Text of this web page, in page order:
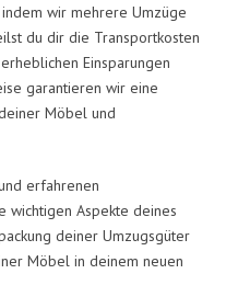
wir mehrere Umzüge
du dir die Transportkosten
Einsparungen
garantieren wir eine
Möbel und
erfahrenen
wichtigen Aspekte deines
deiner Umzugsgüter
Möbel in deinem neuen